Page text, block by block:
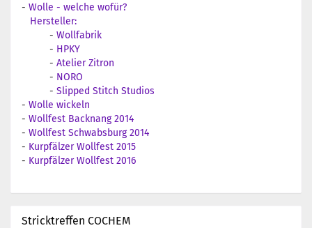
- Wolle - welche wofür?
Hersteller:
- Wollfabrik
- HPKY
- Atelier Zitron
- NORO
- Slipped Stitch Studios
- Wolle wickeln
- Wollfest Backnang 2014
- Wollfest Schwabsburg 2014
- Kurpfälzer Wollfest 2015
- Kurpfälzer Wollfest 2016
Stricktreffen COCHEM